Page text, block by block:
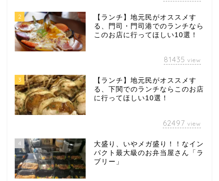
2
【ランチ】地元民がオススメす
る、門司・門司港でのランチなら
このお店に行ってほしい10選！
81435 view
3
【ランチ】地元民がオススメす
る、下関でのランチならこのお店
に行ってほしい10選！
62497 view
4
大盛り、いやメガ盛り！！なイン
パクト最大級のお弁当屋さん「ラ
ブリー」